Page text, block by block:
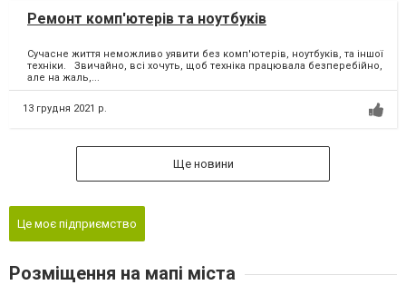
Ремонт комп'ютерів та ноутбуків
Сучасне життя неможливо уявити без комп'ютерів, ноутбуків, та іншої
техніки. Звичайно, всі хочуть, щоб техніка працювала безперебійно,
але на жаль,...
13 грудня 2021 р.
Ще новини
Це моє підприємство
Розміщення на мапі міста